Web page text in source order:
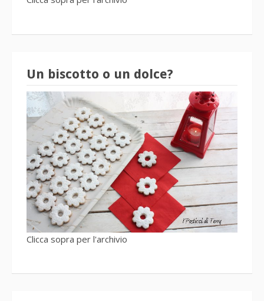
Un biscotto o un dolce?
Clicca sopra per l'archivio